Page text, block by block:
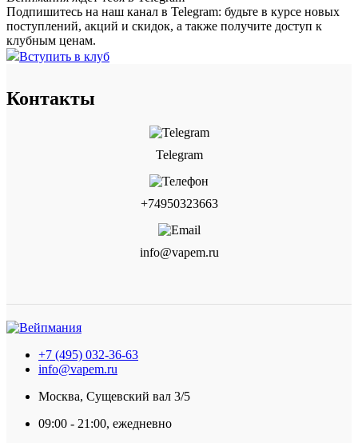
Подпишитесь на наш канал в Telegram: будьте в курсе новых
поступлений, акций и скидок, а также получите доступ к
клубным ценам.
Вступить в клуб
Контакты
Telegram
+74950323663
info@vapem.ru
+7 (495) 032-36-63
info@vapem.ru
Москва, Сущевский вал 3/5
09:00 - 21:00, ежедневно